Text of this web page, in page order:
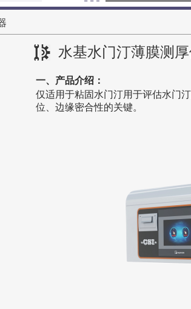
水基水门汀薄膜测
一、产品介绍：
仅适用于粘固水门汀用于评估水门
位、边缘密合性的关键。